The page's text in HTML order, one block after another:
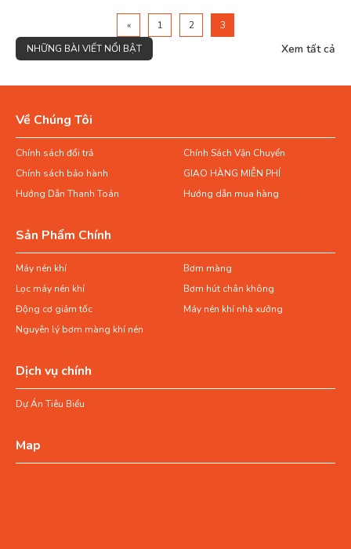
« 1 2
3
NHỮNG BÀI VIẾT NỔI BẬT
Xem tất cả
Về Chúng Tôi
Chính sách đổi trả
Chính Sách Vận Chuyển
Chính sách bảo hành
GIAO HÀNG MIỄN PHÍ
Hướng Dẫn Thanh Toán
Hướng dẫn mua hàng
Sản Phẩm Chính
Máy nén khí
Bơm màng
Lọc máy nén khí
Bơm hút chân không
Động cơ giảm tốc
Máy nén khí nhà xưởng
Nguyên lý bơm màng khí nén
Dịch vụ chính
Dự Án Tiêu Biểu
Map